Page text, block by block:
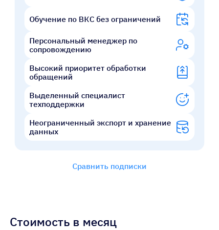
Обучение по ВКС без ограничений
Персональный менеджер по
сопровождению
Высокий приоритет обработки
обращений
Выделенный специалист
техподдержки
Неограниченный экспорт и хранение
данных
Сравнить подписки
Стоимость в месяц